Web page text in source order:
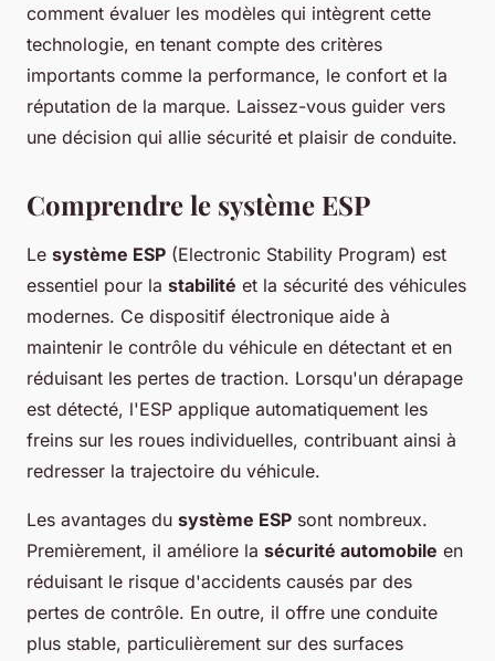
comment évaluer les modèles qui intègrent cette
technologie, en tenant compte des critères
importants comme la performance, le confort et la
réputation de la marque. Laissez-vous guider vers
une décision qui allie sécurité et plaisir de conduite.
Comprendre le système ESP
Le système ESP (Electronic Stability Program) est
essentiel pour la stabilité et la sécurité des véhicules
modernes. Ce dispositif électronique aide à
maintenir le contrôle du véhicule en détectant et en
réduisant les pertes de traction. Lorsqu'un dérapage
est détecté, l'ESP applique automatiquement les
freins sur les roues individuelles, contribuant ainsi à
redresser la trajectoire du véhicule.
Les avantages du système ESP sont nombreux.
Premièrement, il améliore la sécurité automobile en
réduisant le risque d'accidents causés par des
pertes de contrôle. En outre, il offre une conduite
plus stable, particulièrement sur des surfaces